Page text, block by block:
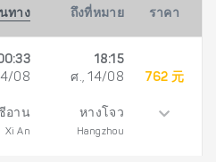
ทาง ถึงที่หมาย ราคา
08
อาน
Xi An
18:15
ศ., 14/08
หางโจว
Hangzhou
762 元